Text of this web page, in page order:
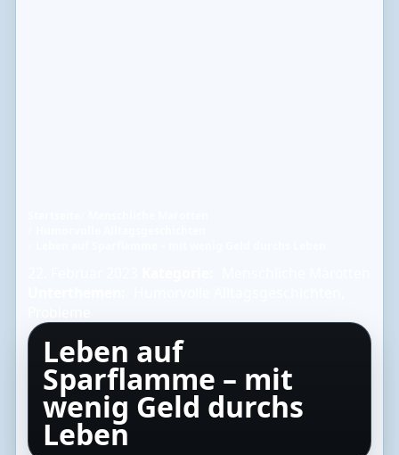
Leben auf
Sparflamme – mit
wenig Geld durchs
Leben